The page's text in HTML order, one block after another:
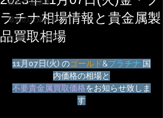
最新の金価格
最新のお知らせ
セールのご案内
ラチナ相場情報と貴金属製
品買取相場
11月07日(火) のゴールド&プラチナ 国
内価格の相場と
不要貴金属買取価格をお知らせ致しま
す